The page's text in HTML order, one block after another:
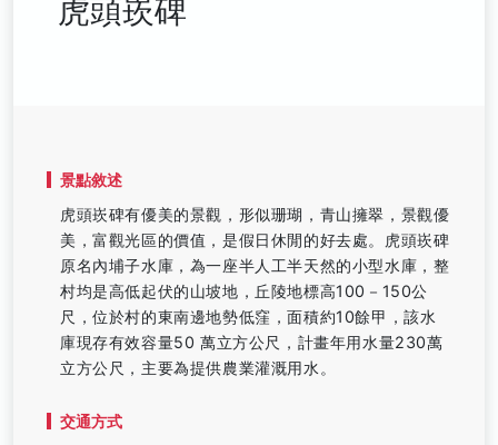
虎頭崁碑
景點敘述
虎頭崁碑有優美的景觀，形似珊瑚，青山擁翠，景觀優
美，富觀光區的價值，是假日休閒的好去處。虎頭崁碑
原名內埔子水庫，為一座半人工半天然的小型水庫，整
村均是高低起伏的山坡地，丘陵地標高100－150公
尺，位於村的東南邊地勢低窪，面積約10餘甲，該水
庫現存有效容量50 萬立方公尺，計畫年用水量230萬
立方公尺，主要為提供農業灌溉用水。
交通方式